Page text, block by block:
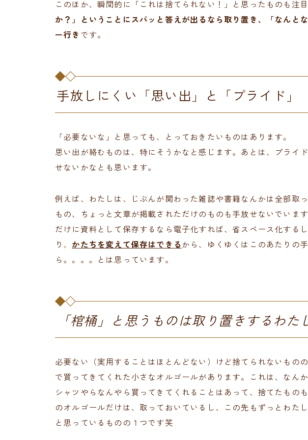
このほか、瞬間的に「これは捨てられない！」と思ったものも注目
か？」ということにスパッと答えが出るなら取り置き、「なんと
ー行き です。
手放しにくい「思い出」と「プライド」
「必要ないな」と思っても、とっておきたいものはあります。
思い出が絡むものは、特にそうかなと感じます。あとは、プライ
せないかなとも思います。
例えば、わたしは、じぶんが関わった雑誌や書籍なんかは全部取
もの、ちょっと文章が掲載されただけのものも手放せないでいま
だけに資料として保存するなら電子化すれば、省スペース化する
り、 かたちを変えて保存はできるから、ゆくゆくはこのあたりの
ら。。。。とは思っています。
「棺桶」と思うものは取り置きするわた
必要ない（実用することはほとんどない）けど捨てられないもの
で買ってきてくれた小さなオルゴールがあります。これは、なん
シャツやらなんやら買ってきてくれることはあって、捨てたもの
のオルゴールだけは、取っておいているし、この先もずっとわた
と思っているものの１つです笑